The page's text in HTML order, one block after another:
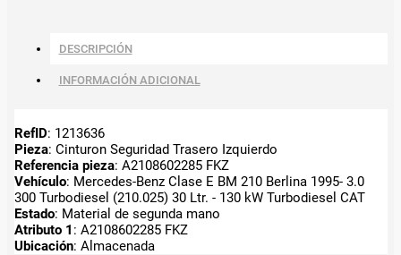
DESCRIPCIÓN
INFORMACIÓN ADICIONAL
RefID: 1213636
Pieza: Cinturon Seguridad Trasero Izquierdo
Referencia pieza: A2108602285 FKZ
Vehículo: Mercedes-Benz Clase E BM 210 Berlina 1995- 3.0
300 Turbodiesel (210.025) 30 Ltr. - 130 kW Turbodiesel CAT
Estado: Material de segunda mano
Atributo 1 : A2108602285 FKZ
Ubicación: Almacenada